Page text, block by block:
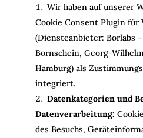
Wir haben auf unserer
Cookie Consent Plugin für
(Diensteanbieter: Borlabs
Bornschein, Georg-
Hamburg) als
integriert.
Datenkategorien und
Datenverarbeitung:
des Besuchs,